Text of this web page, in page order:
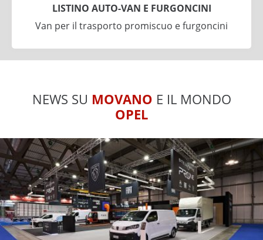
LISTINO AUTO-VAN E FURGONCINI
Van per il trasporto promiscuo e furgoncini
NEWS SU MOVANO E IL MONDO
OPEL